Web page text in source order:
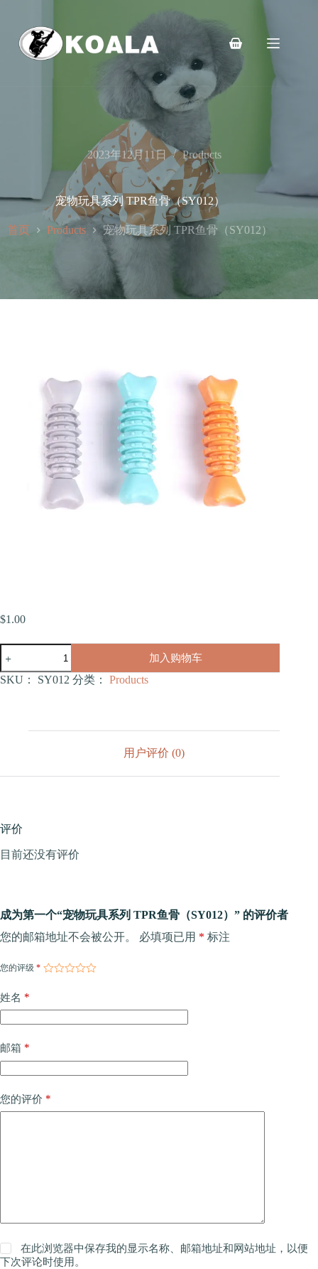
购
车
2023年12月11日 Products
宠物玩具系列 TPR鱼骨（SY012）
首页 Products 宠物玩具系列 TPR鱼骨（SY012）
$1.00
物
玩
加入购物车
SKU： SY012 分类： Products
用户评价 (0)
评价
目前还没有评价
成为第一个“宠物玩具系列 TPR鱼骨（SY012）” 的评价者
您的邮箱地址不会被公开。
必填项已用 * 标注
您的评级 *
姓名 *
邮箱 *
您的评价 *
在此浏览器中保存我的显示名称、邮箱地址和网站地址，以便
下次评论时使用。